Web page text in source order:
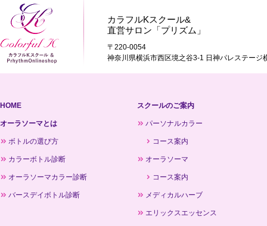
カラフルKスクール&
直営サロン「プリズム」
〒220-0054
神奈川県横浜市西区境之谷3-1 日神パレステージ
HOME
オーラソーマとは
ボトルの選び方
カラーボトル診断
オーラソーマカラー診断
バースデイボトル診断
スクールのご案内
パーソナルカラー
コース案内
オーラソーマ
コース案内
メディカルハーブ
エリックスエッセンス